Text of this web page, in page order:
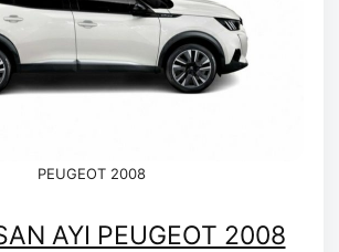
PEUGEOT 2008
AYI PEUGEOT 2008